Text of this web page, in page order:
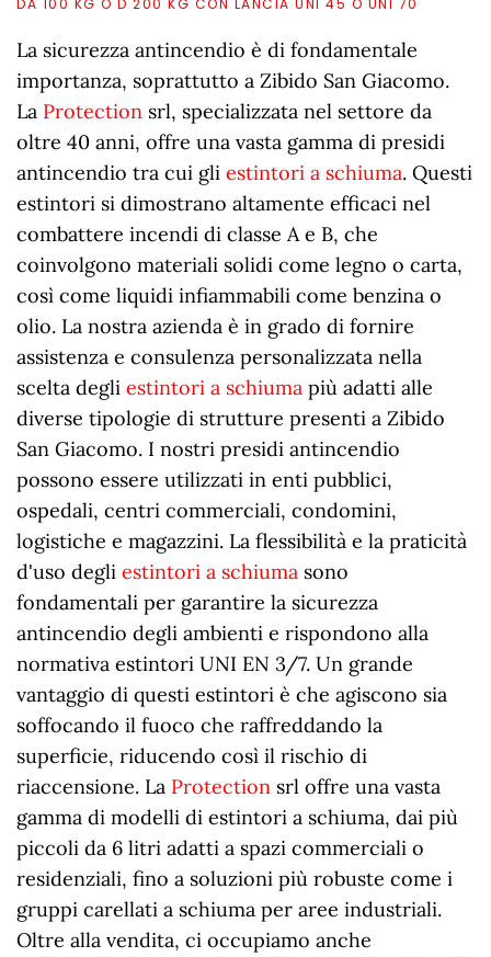
DA 100 KG O D 200 KG CON LANCIA UNI 45 O UNI 70
La sicurezza antincendio è di fondamentale
importanza, soprattutto a Zibido San Giacomo.
La Protection srl, specializzata nel settore da
oltre 40 anni, offre una vasta gamma di presidi
antincendio tra cui gli estintori a schiuma. Questi
estintori si dimostrano altamente efficaci nel
combattere incendi di classe A e B, che
coinvolgono materiali solidi come legno o carta,
così come liquidi infiammabili come benzina o
olio. La nostra azienda è in grado di fornire
assistenza e consulenza personalizzata nella
scelta degli estintori a schiuma più adatti alle
diverse tipologie di strutture presenti a Zibido
San Giacomo. I nostri presidi antincendio
possono essere utilizzati in enti pubblici,
ospedali, centri commerciali, condomini,
logistiche e magazzini. La flessibilità e la praticità
d'uso degli estintori a schiuma sono
fondamentali per garantire la sicurezza
antincendio degli ambienti e rispondono alla
normativa estintori UNI EN 3/7. Un grande
vantaggio di questi estintori è che agiscono sia
soffocando il fuoco che raffreddando la
superficie, riducendo così il rischio di
riaccensione. La Protection srl offre una vasta
gamma di modelli di estintori a schiuma, dai più
piccoli da 6 litri adatti a spazi commerciali o
residenziali, fino a soluzioni più robuste come i
gruppi carellati a schiuma per aree industriali.
Oltre alla vendita, ci occupiamo anche